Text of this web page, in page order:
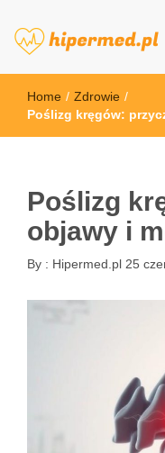
hipermed.pl
Home / Zdrowie /
Poślizg kręgów:
Poślizg
objawy i
By : Hipermed.pl 25